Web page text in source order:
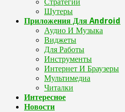
Шутеры
Приложения Для Android
Аудио И Музыка
Виджеты
Для Работы
Инструменты
Интернет И Браузеры
Мультимедиа
Читалки
Интересное
Новости